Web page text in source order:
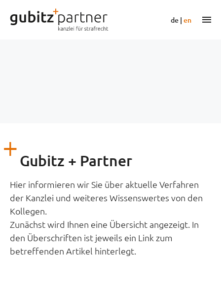
Inhalt
de | en
Gubitz + Partner
Hier informieren wir Sie über aktuelle Verfahren
der Kanzlei und weiteres Wissenswertes von den
Kollegen.
Zunächst wird Ihnen eine Übersicht angezeigt. In
den Überschriften ist jeweils ein Link zum
betreffenden Artikel hinterlegt.